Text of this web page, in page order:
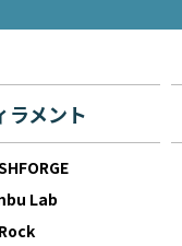
ラメント
Lab